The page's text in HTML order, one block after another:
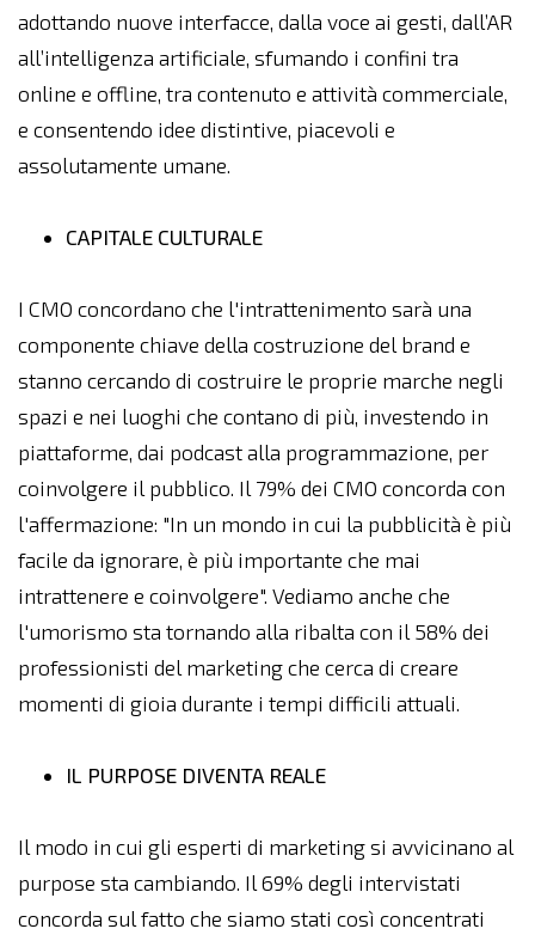
adottando nuove interfacce, dalla voce ai gesti, dall’AR
all’intelligenza artificiale, sfumando i confini tra
online e offline, tra contenuto e attività commerciale,
e consentendo idee distintive, piacevoli e
assolutamente umane.
CAPITALE CULTURALE
I CMO concordano che l'intrattenimento sarà una
componente chiave della costruzione del brand e
stanno cercando di costruire le proprie marche negli
spazi e nei luoghi che contano di più, investendo in
piattaforme, dai podcast alla programmazione, per
coinvolgere il pubblico. Il 79% dei CMO concorda con
l'affermazione: "In un mondo in cui la pubblicità è più
facile da ignorare, è più importante che mai
intrattenere e coinvolgere". Vediamo anche che
l'umorismo sta tornando alla ribalta con il 58% dei
professionisti del marketing che cerca di creare
momenti di gioia durante i tempi difficili attuali.
IL PURPOSE DIVENTA REALE
Il modo in cui gli esperti di marketing si avvicinano al
purpose sta cambiando. Il 69% degli intervistati
concorda sul fatto che siamo stati così concentrati